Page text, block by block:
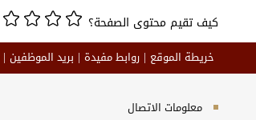
كيف تقيم محتوى الصفحة؟
خريطة الموقع روابط مفيدة بريد الموظفين
معلومات الاتصال